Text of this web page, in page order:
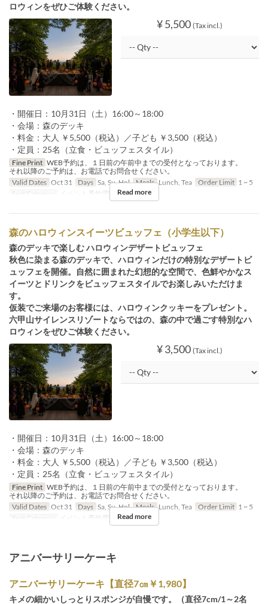
ロウィンをぜひご体験ください。
¥ 5,500 (Tax incl.)
・開催日：10月31日（土）16:00～18:00
・会場：森のデッキ
・料金：大人 ￥5,500（税込）／子ども ￥3,500（税込）
・定員：25名（立食・ビュッフェスタイル）
Fine Print WEB予約は、１日前の午前中までの受付となっております。
それ以降のご予約は、お電話でお問合せください。
Valid Dates Oct 31 Days Sa, Su, Hol Meals Lunch, Tea Order Limit 1 ~ 5
Seat Category
イベント予約用 Read more
森のハロウィンスイーツビュッフェ（小学生以下）
森のデッキで楽しむ ハロウィンデザートビュッフェ
秋色に染まる森のデッキで、ハロウィンだけの特別なデザートビ
ュッフェを開催。自然に囲まれた幻想的な空間で、色鮮やかなス
イーツとドリンクをビュッフェスタイルでお楽しみいただけま
す。
仮装でご来場のお客様には、ハロウィンクッキーをプレゼント。
六甲山サイレンスリゾートならではの、森の中で過ごす特別なハ
ロウィンをぜひご体験ください。
¥ 3,500 (Tax incl.)
・開催日：10月31日（土）16:00～18:00
・会場：森のデッキ
・料金：大人 ￥5,500（税込）／子ども ￥3,500（税込）
・定員：25名（立食・ビュッフェスタイル）
Fine Print WEB予約は、１日前の午前中までの受付となっております。
それ以降のご予約は、お電話でお問合せください。
Valid Dates Oct 31 Days Sa, Su, Hol Meals Lunch, Tea Order Limit 1 ~ 5
Seat Category
イベント予約用 Read more
アニバーサリーケーキ
アニバーサリーケーキ【直径7㎝￥1,980】
キメの細かいしっとりスポンジが自慢です。（直径7cm/1～2名